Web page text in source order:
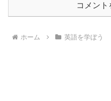
コメント
ホーム 英語を学ぼう